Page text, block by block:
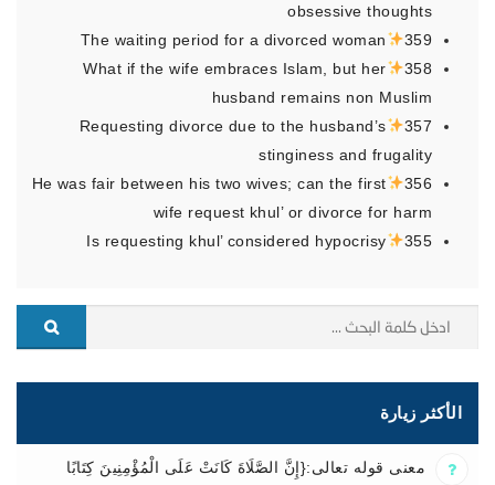
obsessive thoughts
359
The waiting period for a divorced woman
358
What if the wife embraces Islam, but her
husband remains non Muslim
357
Requesting divorce due to the husband’s
stinginess and frugality
356
He was fair between his two wives; can the first
wife request khul’ or divorce for harm
355
Is requesting khul’ considered hypocrisy
الأكثر زيارة
معنى قوله تعالى:{إِنَّ الصَّلَاةَ كَانَتْ عَلَى الْمُؤْمِنِينَ كِتَابًا